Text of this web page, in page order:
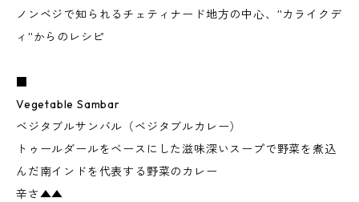
ノンベジで知られるチェティナード地方の中心、”カライクデ
ィ”からのレシピ
■
Vegetable Sambar
ベジタブルサンバル（ベジタブルカレー）
トゥールダールをベースにした滋味深いスープで野菜を煮込
んだ南インドを代表する野菜のカレー
辛さ▲▲